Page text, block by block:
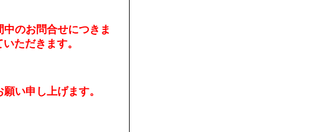
のお問合せにつきま
ただきます。
い申し上げます。